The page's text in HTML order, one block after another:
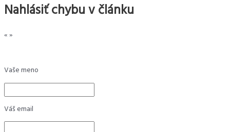
Nahlásiť chybu v článku
«»
Vaše meno
Váš email